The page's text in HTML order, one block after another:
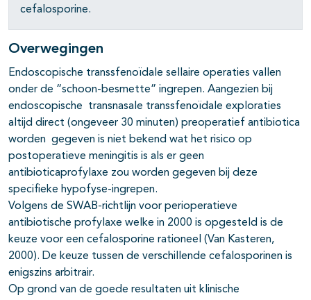
cefalosporine.
Overwegingen
Endoscopische transsfenoïdale sellaire operaties vallen
onder de “schoon-besmette” ingrepen. Aangezien bij
endoscopische transnasale transsfenoïdale exploraties
altijd direct (ongeveer 30 minuten) preoperatief antibiotica
worden gegeven is niet bekend wat het risico op
postoperatieve meningitis is als er geen
antibioticaprofylaxe zou worden gegeven bij deze
specifieke hypofyse-ingrepen.
Volgens de SWAB-richtlijn voor perioperatieve
antibiotische profylaxe welke in 2000 is opgesteld is de
keuze voor een cefalosporine rationeel (Van Kasteren,
2000). De keuze tussen de verschillende cefalosporinen is
enigszins arbitrair.
Op grond van de goede resultaten uit klinische